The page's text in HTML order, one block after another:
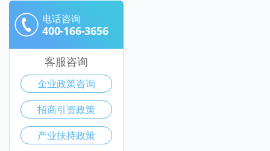
电话咨询
400-166-3656
客服咨询
企业政策咨询
招商引资政策
产业扶持政策